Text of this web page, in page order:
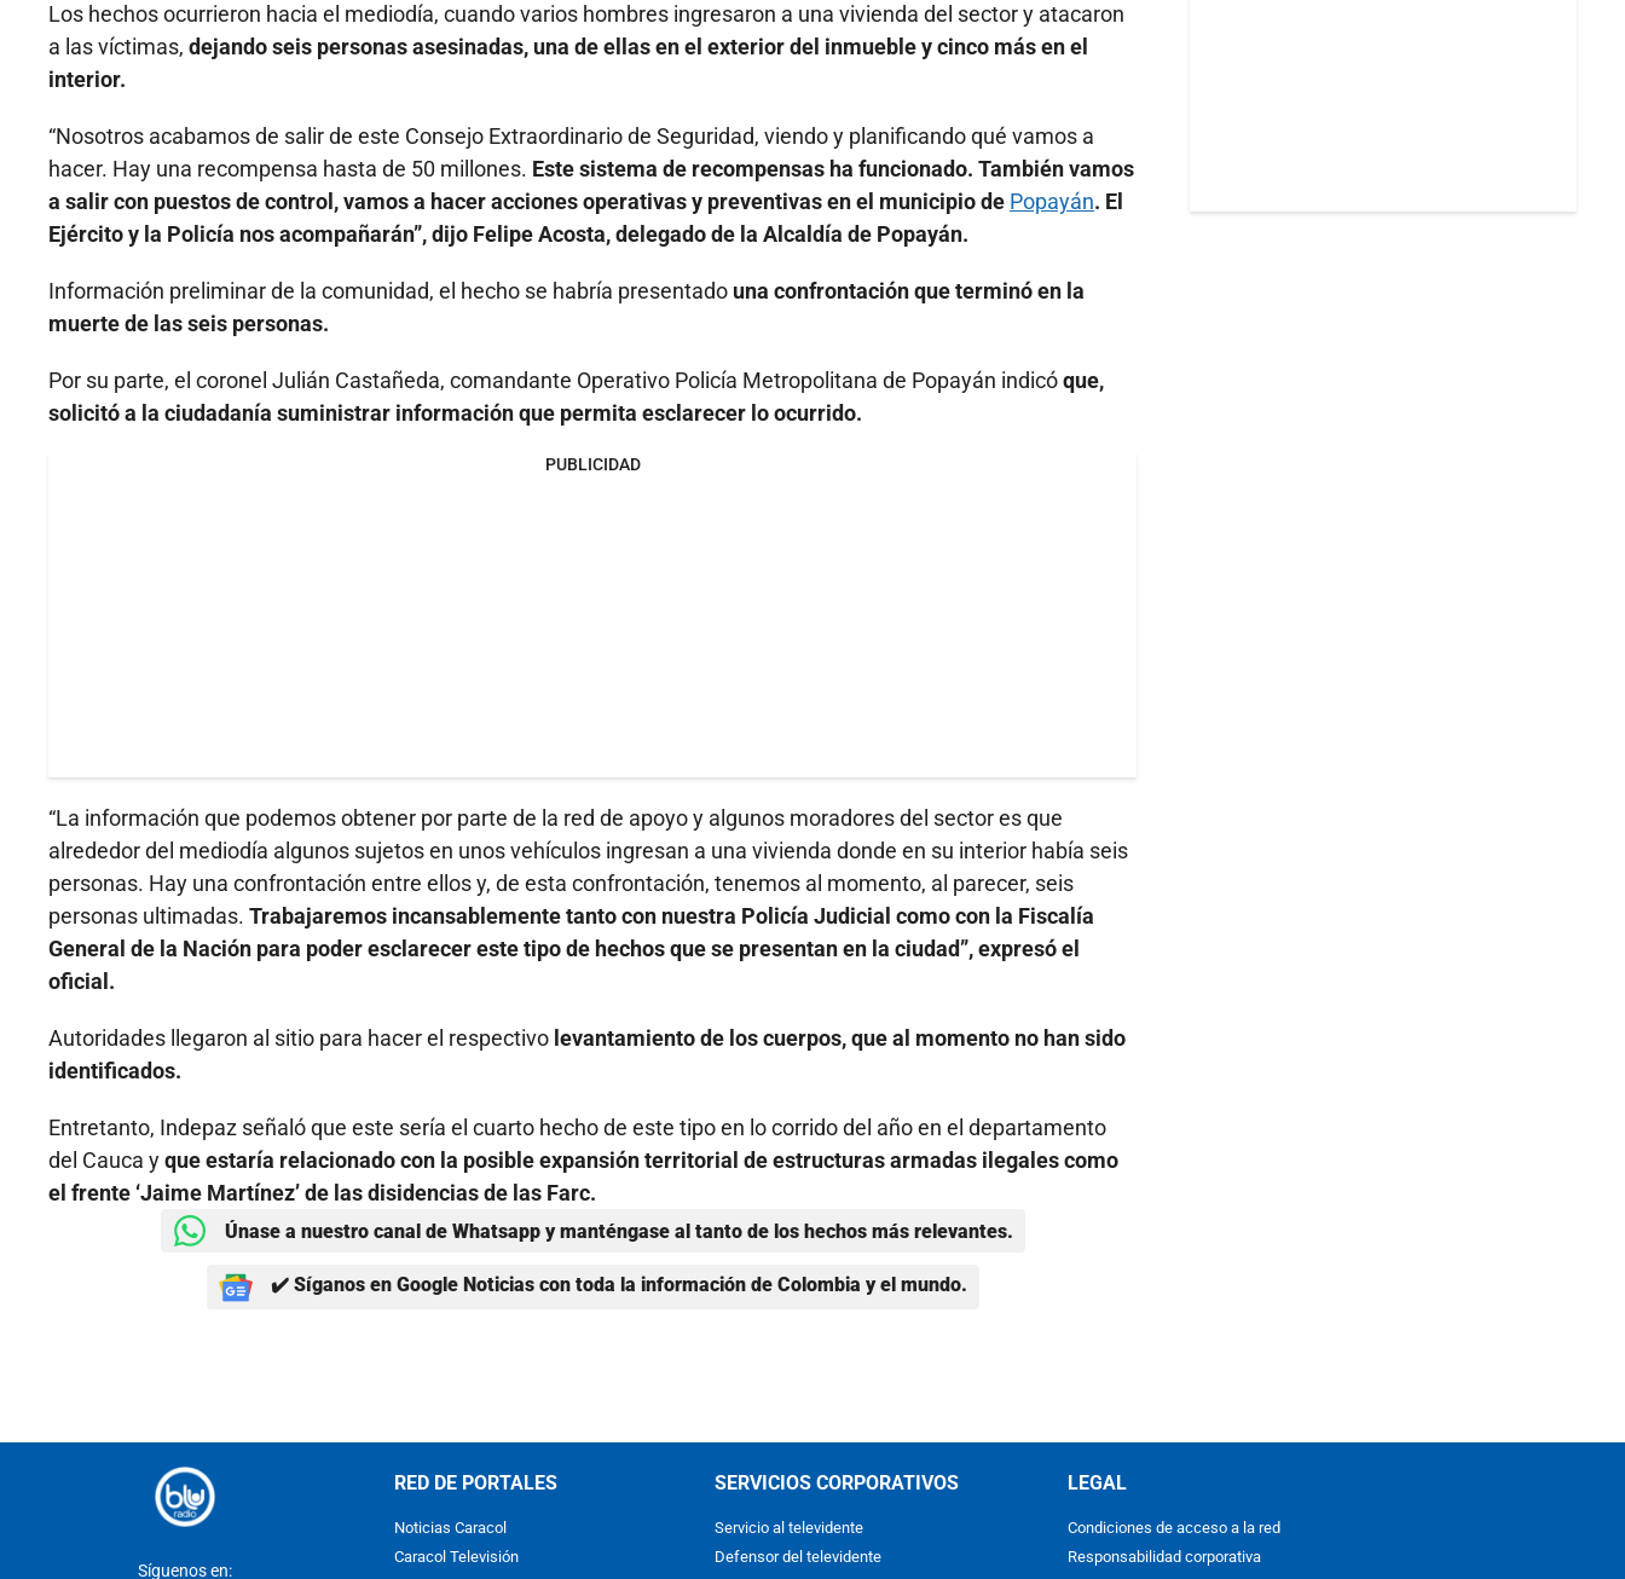
Los hechos ocurrieron hacia el mediodía, cuando varios hombres ingresaron a una vivienda del sector y atacaron
a las víctimas, dejando seis personas asesinadas, una de ellas en el exterior del inmueble y cinco más en el
interior.
“Nosotros acabamos de salir de este Consejo Extraordinario de Seguridad, viendo y planificando qué vamos a
hacer. Hay una recompensa hasta de 50 millones. Este sistema de recompensas ha funcionado. También vamos
a salir con puestos de control, vamos a hacer acciones operativas y preventivas en el municipio de Popayán. El
Ejército y la Policía nos acompañarán”, dijo Felipe Acosta, delegado de la Alcaldía de Popayán.
Información preliminar de la comunidad, el hecho se habría presentado una confrontación que terminó en la
muerte de las seis personas.
Por su parte, el coronel Julián Castañeda, comandante Operativo Policía Metropolitana de Popayán indicóque,
solicitó a la ciudadanía suministrar información que permita esclarecer lo ocurrido.
PUBLICIDAD
“La información que podemos obtener por parte de la red de apoyo y algunos moradores del sector es que
alrededor del mediodía algunos sujetos en unos vehículos ingresan a una vivienda donde en su interior había seis
personas. Hay una confrontación entre ellos y, de esta confrontación, tenemos al momento, al parecer, seis
personas ultimadas. Trabajaremos incansablemente tanto con nuestra Policía Judicial como con la Fiscalía
General de la Nación para poder esclarecer este tipo de hechos que se presentan en la ciudad”, expresó el
oficial.
Autoridades llegaron al sitio para hacer el respectivo levantamiento de los cuerpos, que al momento no han sido
identificados.
Entretanto, Indepaz señaló que este sería el cuarto hecho de este tipo en lo corrido del año en el departamento
del Cauca yque estaría relacionado con la posible expansión territorial de estructuras armadas ilegales como
el frente ‘Jaime Martínez’ de las disidencias de las Farc.
Únase a nuestro canal de Whatsapp y manténgase al tanto de los hechos más relevantes.
✔️ Síganos en Google Noticias con toda la información de Colombia y el mundo.
Síguenos en:
RED DE PORTALES
Noticias Caracol
Caracol Televisión
SERVICIOS CORPORATIVOS
Servicio al televidente
Defensor del televidente
LEGAL
Condiciones de acceso a la red
Responsabilidad corporativa